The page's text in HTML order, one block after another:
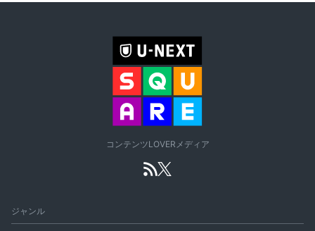
コンテンツLOVERメディア
ジャンル